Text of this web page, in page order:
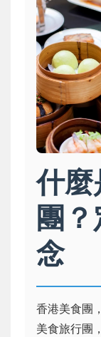
什麼
團
念
香港美食團
美食旅行團